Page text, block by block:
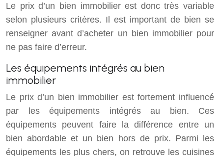
Le prix d’un bien immobilier est donc très variable
selon plusieurs critères. Il est important de bien se
renseigner avant d’acheter un bien immobilier pour
ne pas faire d’erreur.
Les équipements intégrés au bien
immobilier
Le prix d’un bien immobilier est fortement influencé
par les équipements intégrés au bien. Ces
équipements peuvent faire la différence entre un
bien abordable et un bien hors de prix. Parmi les
équipements les plus chers, on retrouve les cuisines